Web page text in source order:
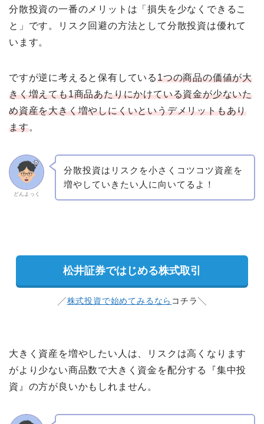
分散投資の一番のメリットは「損失を少なくできるこ
と」です。リスク回避の方法として分散投資は優れて
います。
ですが逆に考えると保有している1つの商品の価値が大
きく増えても1商品あたりにかけている資金が少ないた
め資産を大きく増やしにくいというデメリットもあり
ます。
どんよっく
分散投資はリスクを小さくコツコツ資産を
増やしていきたい人に向いてるよ！
松井証券ではじめる株式取引
╱株式投資で始めてみるなら コチラ╲
大きく資産を増やしたい人は、リスクは高くなります
がより少ない商品数で大きく資金を配分する『集中投
資』の方が良いかもしれません。